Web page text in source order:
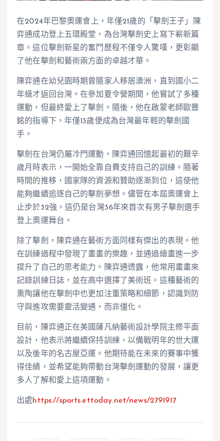
在2024年巴黎奧運會上，年僅21歲的「擊劍王子」陳
弈通成功登上五環殿堂，為台灣擊劍史上寫下嶄新篇
章。這位擊劍新星的奮鬥歷程不僅令人驚嘆，更彰顯
了他在擊劍和藝術兩方面的卓越才華。
陳弈通在幼兒園時期曾隨家人移居澳洲，直到國小二
年級才返回台灣。在參加夏令營期間，他嘗試了多種
運動，但最終愛上了擊劍。隨後，他在啟蒙老師歐豐
銘的指導下，年僅13歲便成為台灣最年輕的擊劍國
手。
擊劍在台灣仍屬冷門運動，陳弈通回憶起最初的艱辛
歲月時表示，一開始全靠自費支持自己的訓練。隨著
時間的推移，國家隊的資源和贊助逐漸到位，這使他
能夠繼續追逐自己的擊劍夢想。儘管在本屆奧運會上
止步於32強，這仍是台灣36年來首次有男子擊劍選手
登上奧運舞台。
除了擊劍，陳弈通在藝術方面同樣有傑出的表現。他
在訓練過程中發現了畫畫的樂趣，並通過繪畫進一步
提升了自己的思考能力。陳弈通透露，他常用畫畫來
記錄訓練日誌，並在高中選擇了美術班。這種藝術的
熏陶讓他在擊劍中也更加注重策略和細節，認識到防
守與進攻需要靈活變通，而非僵化。
目前，陳弈通正在美國薩凡納藝術設計學院主修平面
設計，他表示將繼續保持訓練，以備戰明年的世大運
以及後年的名古屋亞運。他期待能在未來的賽事中獲
得佳績，並希望能夠帶動台灣擊劍運動的發展，讓更
多人了解和愛上這項運動。
出處https://sports.ettoday.net/news/2791917